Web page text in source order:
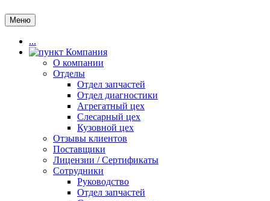
Меню
...
Компания
О компании
Отделы
Отдел запчастей
Отдел диагностики
Агрегатный цех
Слесарный цех
Кузовной цех
Отзывы клиентов
Поставщики
Лицензии / Сертификаты
Сотрудники
Руководство
Отдел запчастей